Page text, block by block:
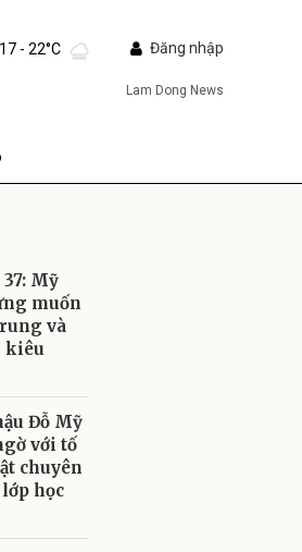
- 22°C Đăng nhập
Lam Dong News
Mỹ
muốn
và
kiêu
Đỗ Mỹ
với tố
chuyên
học